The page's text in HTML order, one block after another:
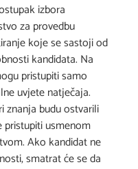
izbora
za provedbu
koje se sastoji od
kandidata. Na
pristupiti samo
uvjete natječaja.
znanja budu ostvarili
pristupiti usmenom
Ako kandidat ne
smatrat će se da